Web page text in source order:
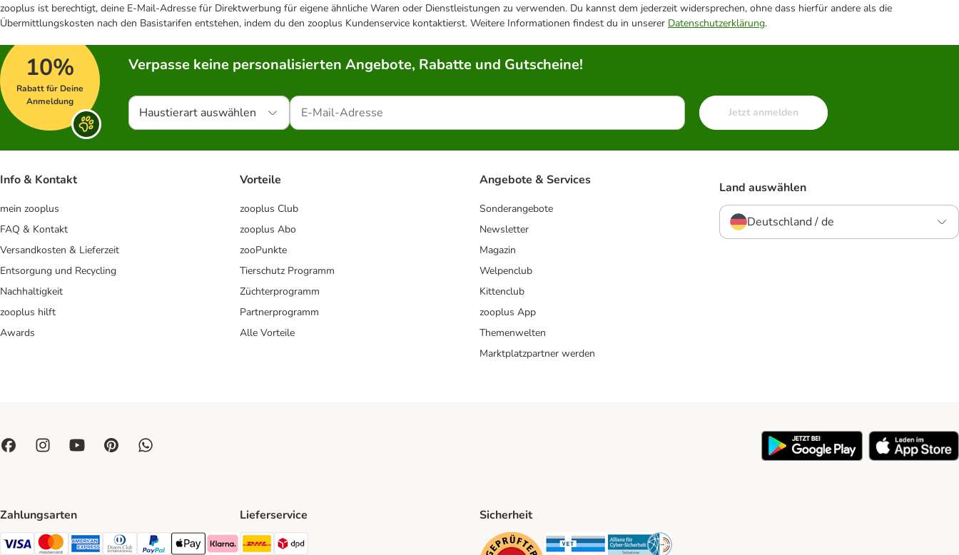
zooplus ist berechtigt, deine E-Mail-Adresse für Direktwerbung für eigene ähnliche Waren oder Dienstleistungen zu verwenden. Du kannst dem jederzeit widersprechen, ohne dass hierfür andere als die
Übermittlungskosten nach den Basistarifen entstehen, indem du den zooplus Kundenservice kontaktierst. Weitere Informationen findest du in unserer Datenschutzerklärung.
10%
Rabatt für Deine
Anmeldung
Verpasse keine personalisierten Angebote, Rabatte und Gutscheine!
Haustierart auswählen Jetzt anmelden
Info & Kontakt
mein zooplus
FAQ & Kontakt
Versandkosten & Lieferzeit
Entsorgung und Recycling
Nachhaltigkeit
zooplus hilft
Awards
Vorteile
zooplus Club
zooplus Abo
zooPunkte
Tierschutz Programm
Züchterprogramm
Partnerprogramm
Alle Vorteile
Angebote & Services
Sonderangebote
Newsletter
Magazin
Welpenclub
Kittenclub
zooplus App
Themenwelten
Marktplatzpartner werden
Land auswählen
Deutschland / de
Zahlungsarten
Visa Payment Method
Mastercard Payment Method
American Express Payment Method
Diners Club Payment Method
PayPal Payment Method
Apple Pay Payment Method
Klarna Payment Method
Lieferservice
DHL Shipping Method
Sicherheit
Security Security Security